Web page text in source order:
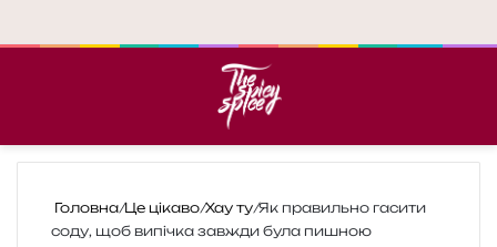
Головна/Це цікаво/Хау ту/Як правильно гасити
соду, щоб випічка завжди була пишною